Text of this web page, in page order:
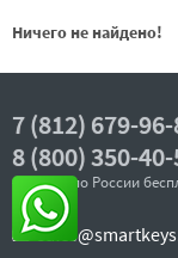
Ничего не найдено!
7 (812) 679-
8 (800) 350-
- звонок по России